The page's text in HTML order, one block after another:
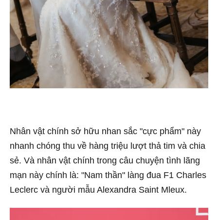
Nhân vật chính sở hữu nhan sắc "cực phẩm" này
nhanh chóng thu về hàng triệu lượt thả tim và chia
sẻ. Và nhân vật chính trong câu chuyện tình lãng
mạn này chính là: "Nam thần" làng đua F1 Charles
Leclerc và người mẫu Alexandra Saint Mleux.